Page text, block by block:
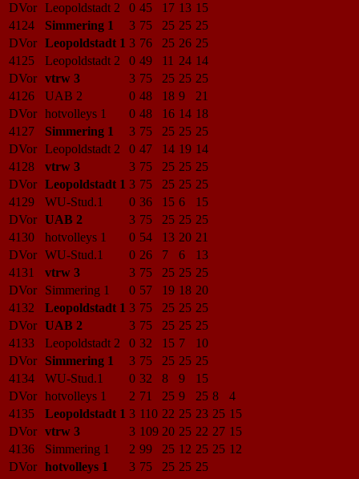
DVor Leopoldstadt 2 0 45 17 13 15
4124
Simmering 1 3 75 25 25 25
DVor Leopoldstadt 1 3 76 25 26 25
4125
Leopoldstadt 2 0 49 11 24 14
DVor vtrw 3 3 75 25 25 25
4126
UAB 2 0 48 18 9
21
DVor hotvolleys 1 0 48 16 14 18
4127
Simmering 1 3 75 25 25 25
DVor Leopoldstadt 2 0 47 14 19 14
4128
vtrw 3 3 75 25 25 25
DVor Leopoldstadt 1 3 75 25 25 25
4129
WU-Stud.1 0 36 15 6
15
DVor UAB 2 3 75 25 25 25
4130
hotvolleys 1 0 54 13 20 21
DVor WU-Stud.1 0 26 7 6
13
4131
vtrw 3 3 75 25 25 25
DVor
Simmering 1 0 57 19 18 20
4132
Leopoldstadt 1 3 75 25 25 25
DVor UAB 2 3 75 25 25 25
4133
Leopoldstadt 2 0 32 15 7
10
DVor
Simmering 1 3 75 25 25 25
4134
WU-Stud.1 0 32 8 9
15
DVor hotvolleys 1 2 71 25 9 25 8
4
4135
Leopoldstadt 1 3 110 22 25 23 25 15
DVor vtrw 3 3 109 20 25 22 27 15
4136
Simmering 1 2 99 25 12 25 25 12
DVor hotvolleys 1 3 75 25 25 25